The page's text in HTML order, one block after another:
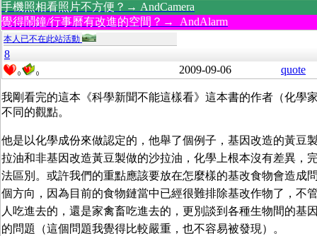
手機照相看照片不方便？→ AndCamera
覺得鬧鐘/行事曆有改進的空間？→ AndAlarm
本人已不在此站活動
8
0 0 2009-09-06 quote
我剛看完的這本《科學新聞不能這樣看》這本書的作者（化學
不同的觀點。
他是以化學成份來做認定的，他舉了個例子，基因改造的黃豆
拉油和非基因改造黃豆製做的沙拉油，化學上根本沒有差異，
法區別。或許我們的重點應該要放在怎麼樣的基改食物會造成
個方向，因為目前的食物鏈當中已經很難排除基改作物了，不
人吃進去的，還是家禽畜吃進去的，更別談到各種生物間的基
的問題（這個問題我覺得比較嚴重，也不容易被發現）。